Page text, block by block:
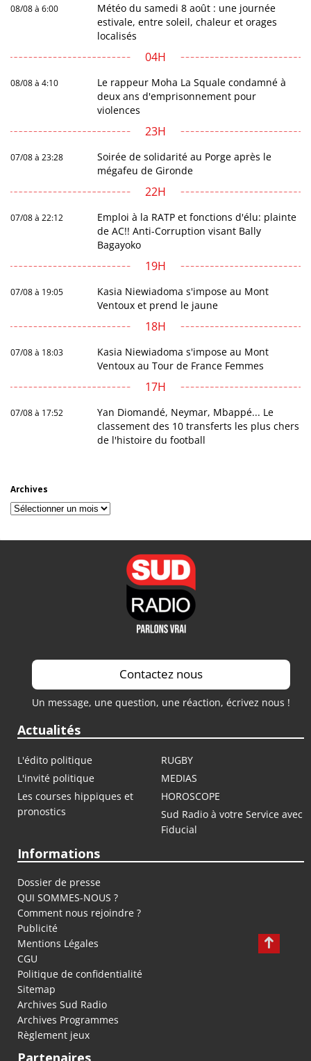
08/08 à 6:00
Météo du samedi 8 août : une journée
estivale, entre soleil, chaleur et orages
localisés
04H
08/08 à 4:10
Le rappeur Moha La Squale condamné à
deux ans d'emprisonnement pour
violences
23H
07/08 à 23:28
Soirée de solidarité au Porge après le
mégafeu de Gironde
22H
07/08 à 22:12
Emploi à la RATP et fonctions d'élu: plainte
de AC!! Anti-Corruption visant Bally
Bagayoko
19H
07/08 à 19:05
Kasia Niewiadoma s'impose au Mont
Ventoux et prend le jaune
18H
07/08 à 18:03
Kasia Niewiadoma s'impose au Mont
Ventoux au Tour de France Femmes
17H
07/08 à 17:52
Yan Diomandé, Neymar, Mbappé... Le
classement des 10 transferts les plus chers
de l'histoire du football
Archives
Archives
Contactez nous
Un message, une question, une réaction, écrivez nous !
Actualités
L'édito politique
RUGBY
L'invité politique
MEDIAS
Les courses hippiques et
pronostics
HOROSCOPE
Sud Radio à votre Service avec
Fiducial
Informations
Dossier de presse
QUI SOMMES-NOUS ?
Comment nous rejoindre ?
Publicité
Mentions Légales
CGU
Politique de confidentialité
Sitemap
Archives Sud Radio
Archives Programmes
Règlement jeux
Partenaires